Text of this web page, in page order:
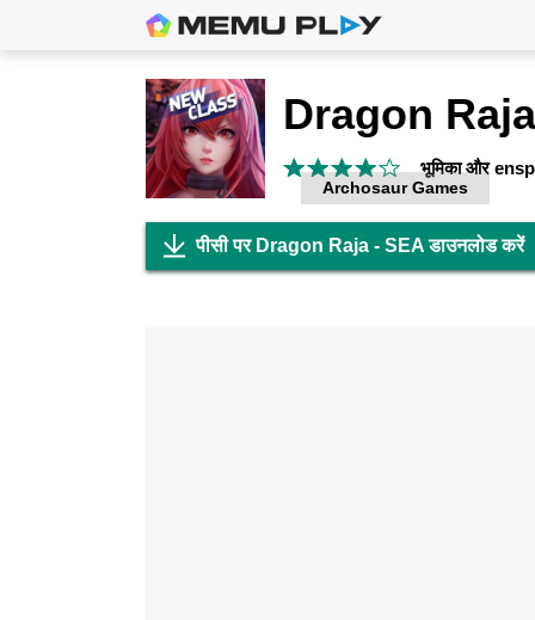
Dragon
भूमिका और
Archosaur Games
पीसी पर Dragon Raja - SEA डाउनलोड करें